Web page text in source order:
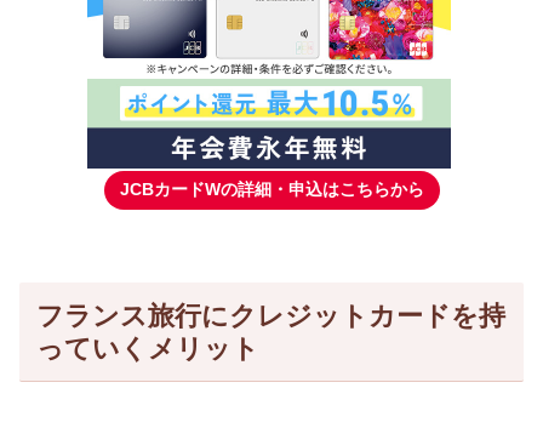
JCBカードWの詳細・申込はこちらから
フランス旅行にクレジットカードを持
っていくメリット